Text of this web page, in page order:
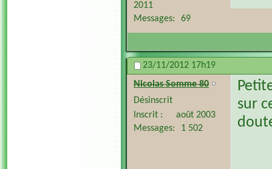
2011
Messages
69
23/11/2012 17h19
Nicolas Somme 80
Désinscrit
Inscrit
août 2003
Messages
1 502
sur